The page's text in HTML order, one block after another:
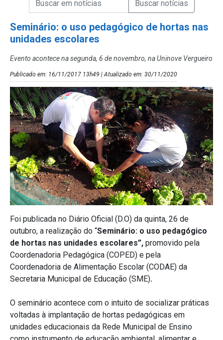
Seminário: o uso pedagógico de hortas nas
unidades escolares
Evento acontece na segunda, 6 de novembro, na Uninove Vergueiro
Publicado em: 16/11/2017 13h49 | Atualizado em: 30/11/2020
Foi publicada no Diário Oficial (D.O) da quinta, 26 de
outubro, a realização do “Seminário: o uso pedagógico
de hortas nas unidades escolares”, promovido pela
Coordenadoria Pedagógica (COPED) e pela
Coordenadoria de Alimentação Escolar (CODAE) da
Secretaria Municipal de Educação (SME).
O seminário acontece com o intuito de socializar práticas
voltadas à implantação de hortas pedagógicas em
unidades educacionais da Rede Municipal de Ensino